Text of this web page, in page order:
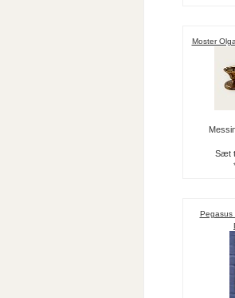
Moster
Sæt
Pegasus